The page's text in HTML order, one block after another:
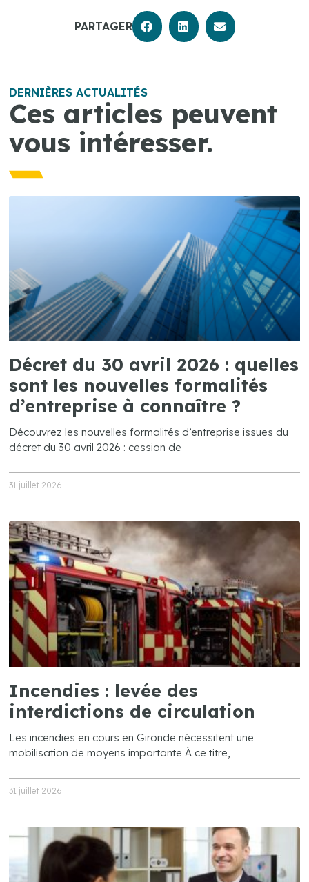
PARTAGER
DERNIÈRES ACTUALITÉS
Ces articles peuvent
vous intéresser.
Décret du 30 avril 2026 : quelles
sont les nouvelles formalités
d’entreprise à connaître ?
Découvrez les nouvelles formalités d’entreprise issues du
décret du 30 avril 2026 : cession de
31 juillet 2026
Incendies : levée des
interdictions de circulation
Les incendies en cours en Gironde nécessitent une
mobilisation de moyens importante À ce titre,
31 juillet 2026